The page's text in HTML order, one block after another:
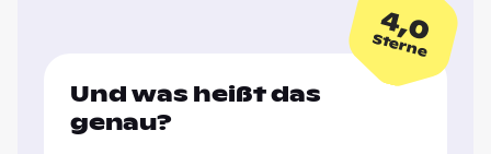
4,0
Sterne
Und was heißt das
genau?